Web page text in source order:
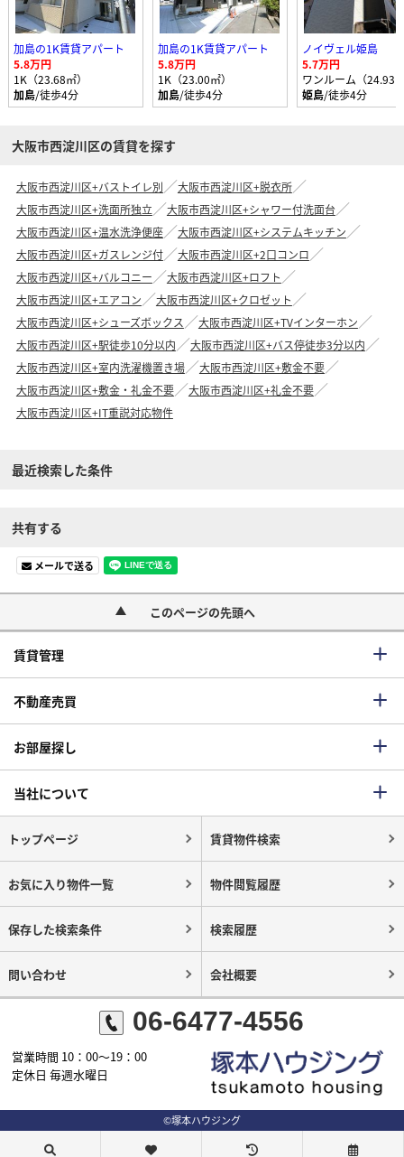
加島の1K賃貸アパート
5.8万円
1K（23.68㎡）
加島/徒歩4分
加島の1K賃貸アパート
5.8万円
1K（23.00㎡）
加島/徒歩4分
ノイヴェル姫島
5.7万円
ワンルーム（24.93
姫島/徒歩4分
大阪市西淀川区の賃貸を探す
大阪市西淀川区+バストイレ別
大阪市西淀川区+脱衣所
大阪市西淀川区+洗面所独立
大阪市西淀川区+シャワー付洗面台
大阪市西淀川区+温水洗浄便座
大阪市西淀川区+システムキッチン
大阪市西淀川区+ガスレンジ付
大阪市西淀川区+2口コンロ
大阪市西淀川区+バルコニー
大阪市西淀川区+ロフト
大阪市西淀川区+エアコン
大阪市西淀川区+クロゼット
大阪市西淀川区+シューズボックス
大阪市西淀川区+TVインターホン
大阪市西淀川区+駅徒歩10分以内
大阪市西淀川区+バス停徒歩3分以内
大阪市西淀川区+室内洗濯機置き場
大阪市西淀川区+敷金不要
大阪市西淀川区+敷金・礼金不要
大阪市西淀川区+礼金不要
大阪市西淀川区+IT重説対応物件
最近検索した条件
共有する
メールで送る
このページの先頭へ
賃貸管理
不動産売買
お部屋探し
当社について
トップページ 賃貸物件検索
お気に入り物件一覧 物件閲覧履歴
保存した検索条件 検索履歴
問い合わせ 会社概要
06-6477-4556
営業時間 10：00～19：00
定休日 毎週水曜日
©塚本ハウジング